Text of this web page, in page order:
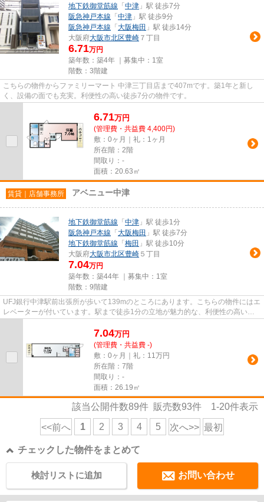
地下鉄御堂筋線 「 中津 」駅 徒歩7分
阪急神戸本線 「 中津 」駅 徒歩9分
阪急神戸本線 「 大阪梅田 」駅 徒歩14分
大阪府大阪市北区豊崎 ７丁目
6.71万円
築年数：築4年 ｜募集中： 1室
階数：3階建
こちらの物件からファミリーマート 中津三丁目店まで407mです。築1年と新し
く、設備の面でも充実。利便性の高い徒歩7分の物件です。
6.71万円
(管理費・共益費 4,400円)
敷：0ヶ月｜礼：1ヶ月
所在階：2階
間取り：-
面積：20.63㎡
賃貸｜店舗事務所 アベニュー中津
地下鉄御堂筋線 「 中津 」駅 徒歩1分
阪急神戸本線 「 大阪梅田 」駅 徒歩7分
地下鉄御堂筋線 「 梅田 」駅 徒歩10分
大阪府大阪市北区豊崎 ５丁目
7.04万円
築年数：築44年 ｜募集中： 1室
階数：9階建
UFJ銀行中津駅前出張所が歩いて139mのところにあります。こちらの物件にはエ
レベーターが付いています。駅まで徒歩1分の立地が魅力的な、利便性の高い物
7.04万円
(管理費・共益費 -)
敷：0ヶ月｜礼：11万円
所在階：7階
間取り：-
面積：26.19㎡
該当公開件数89件 販売数93件 1-20件表示
<<前へ 1 2 3 4 5 次へ>> 最初
チェックした物件をまとめて
お問い合わせ
検討リストに追加